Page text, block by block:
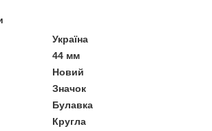
Україна
44 мм
Новий
Значок
Булавка
Кругла